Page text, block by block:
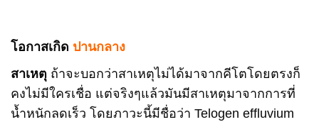
โอกาสเกิด ปานกลาง
สาเหตุ ถ้าจะบอกว่าสาเหตุไม่ได้มาจากคีโตโดยตรงก็
คงไม่มีใครเชื่อ แต่จริงๆแล้วมันมีสาเหตุมาจากการที่
น้ำหนักลดเร็ว โดยภาวะนี้มีชื่อว่า Telogen effluvium